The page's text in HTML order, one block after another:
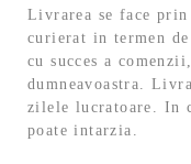
Livrarea se face
curierat in termen
cu succes a
dumneavoastra.
zilele lucratoare. In
poate intarzia.